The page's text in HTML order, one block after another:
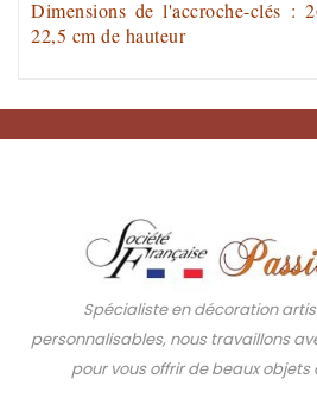
Dimensions de l'accroche-clés :
22,5 cm de hauteur
Spécialiste en décoration
personnalisables, nous travaillons
pour vous offrir de beaux objets